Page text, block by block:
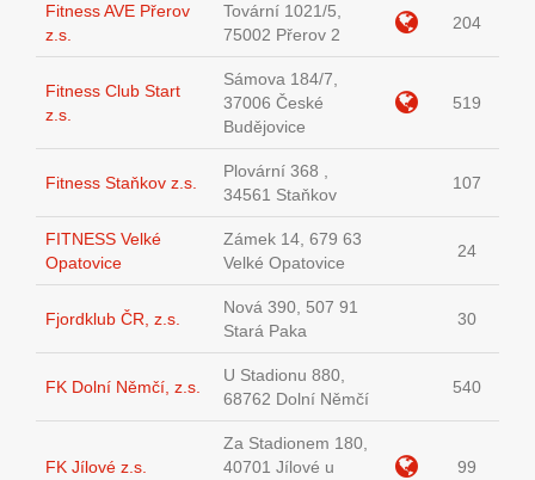
Fitness AVE Přerov
z.s.
Tovární 1021/5,
75002 Přerov 2
204
Fitness Club Start
z.s.
Sámova 184/7,
37006 České
Budějovice
519
Fitness Staňkov z.s.
Plovární 368 ,
34561 Staňkov
107
FITNESS Velké
Opatovice
Zámek 14, 679 63
Velké Opatovice
24
Fjordklub ČR, z.s.
Nová 390, 507 91
Stará Paka
30
FK Dolní Němčí, z.s.
U Stadionu 880,
68762 Dolní Němčí
540
FK Jílové z.s.
Za Stadionem 180,
40701 Jílové u
99